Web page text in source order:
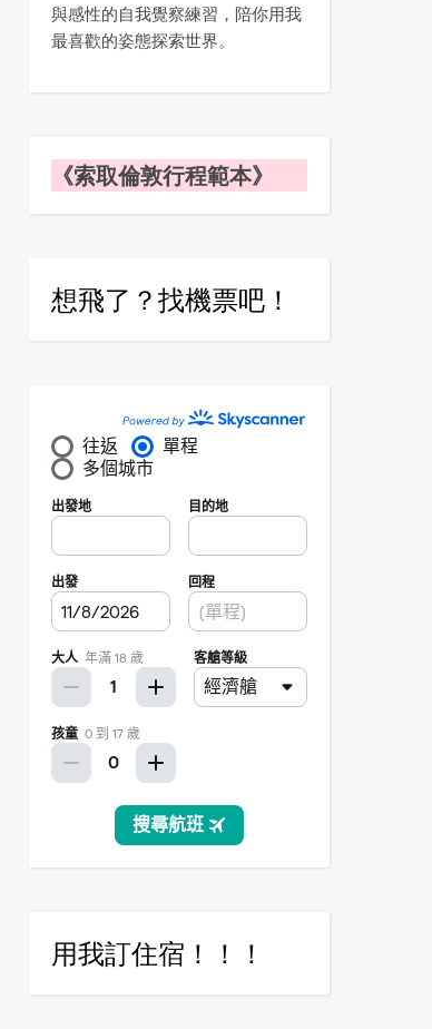
與感性的自我覺察練習，陪你用我
最喜歡的姿態探索世界。
《索取倫敦行程範本》
想飛了？找機票吧！
用我訂住宿！！！